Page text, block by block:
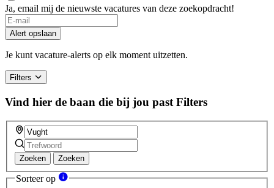
Ja, email mij de nieuwste vacatures van deze zoekopdracht!
If
you
are
a
ignore
this
field
Alert opslaan
Je kunt vacature-alerts op elk moment uitzetten.
Filters
Vind hier de baan die bij jou past Filters
Zoeken Zoeken
Sorteer op